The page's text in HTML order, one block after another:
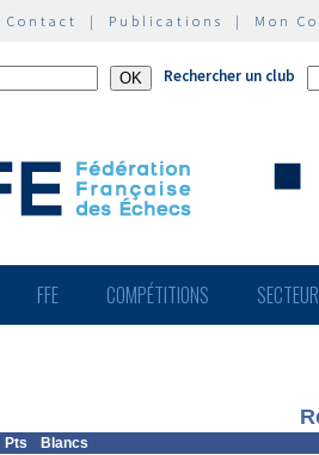
Contact | Publications | Mon
Rechercher un club
FFE COMPÉTITIONS
Pts
Blancs